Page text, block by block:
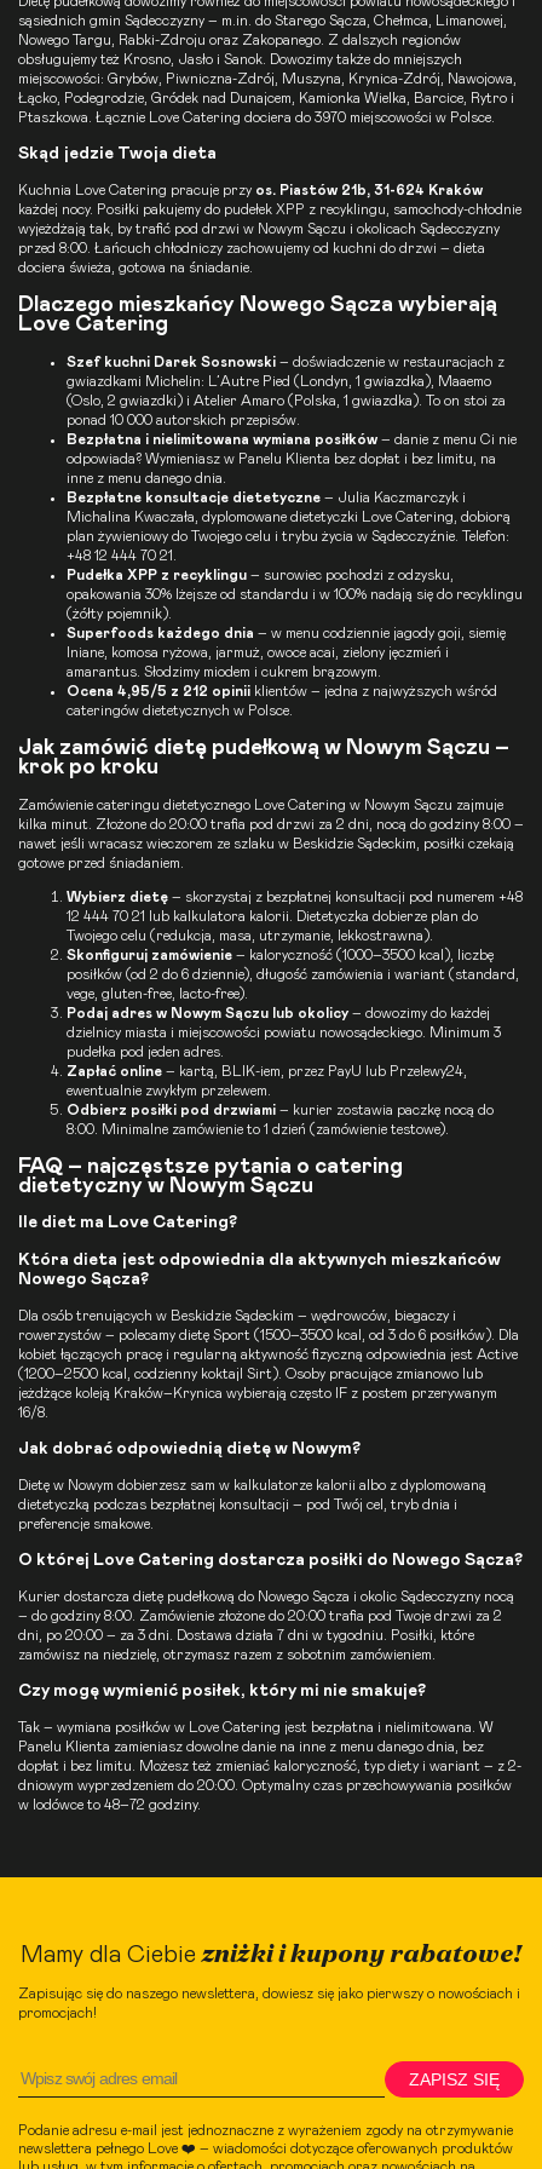
sąsiednich gmin Sądecczyzny – m.in. do Starego Sącza, Chełmca Limanowej
Nowego Targu
Rabki-Zdroju oraz Zakopanego . Z dalszych regionów
obsługujemy też Krosno Jasło i Sanok . Dowozimy także do mniejszych
miejscowości: Grybów, Piwniczna-Zdrój, Muszyna, Krynica-Zdrój, Nawojowa,
Łącko, Podegrodzie, Gródek nad Dunajcem, Kamionka Wielka, Barcice, Rytro i
Ptaszkowa. Łącznie Love Catering dociera do 3970 miejscowości w Polsce.
Skąd jedzie Twoja dieta
Kuchnia Love Catering pracuje przy os. Piastów 21b, 31-624 Kraków
każdej nocy. Posiłki pakujemy do pudełek XPP z recyklingu, samochody-chłodnie
wyjeżdżają tak, by trafić pod drzwi w Nowym Sączu i okolicach Sądecczyzny
przed 8:00. Łańcuch chłodniczy zachowujemy od kuchni do drzwi – dieta
dociera świeża, gotowa na śniadanie.
Dlaczego mieszkańcy Nowego Sącza wybierają
Love Catering
Szef kuchni Darek Sosnowski – doświadczenie w restauracjach z
gwiazdkami Michelin: L’Autre Pied (Londyn, 1 gwiazdka), Maaemo
(Oslo, 2 gwiazdki) i Atelier Amaro (Polska, 1 gwiazdka). To on stoi za
ponad 10 000 autorskich przepisów.
Bezpłatna i nielimitowana wymiana posiłków – danie z menu Ci nie
odpowiada? Wymieniasz w Panelu Klienta bez dopłat i bez limitu, na
inne z menu danego dnia.
Bezpłatne konsultacje dietetyczne – Julia Kaczmarczyk i
Michalina Kwaczała, dyplomowane dietetyczki Love Catering, dobiorą
plan żywieniowy do Twojego celu i trybu życia w Sądecczyźnie. Telefon:
+48 12 444 70 21
Pudełka XPP z recyklingu – surowiec pochodzi z odzysku,
opakowania 30% lżejsze od standardu i w 100% nadają się do recyklingu
(żółty pojemnik).
Superfoods każdego dnia – w menu codziennie jagody goji, siemię
lniane, komosa ryżowa, jarmuż, owoce acai, zielony jęczmień i
amarantus. Słodzimy miodem i cukrem brązowym.
Ocena 4,95/5 z 212 opinii klientów – jedna z najwyższych wśród
cateringów dietetycznych w Polsce.
Jak zamówić dietę pudełkową w Nowym Sączu –
krok po kroku
Zamówienie cateringu dietetycznego Love Catering w Nowym Sączu zajmuje
kilka minut. Złożone do 20:00 trafia pod drzwi za 2 dni, nocą do godziny 8:00 –
nawet jeśli wracasz wieczorem ze szlaku w Beskidzie Sądeckim, posiłki czekają
gotowe przed śniadaniem.
Wybierz dietę – skorzystaj z bezpłatnej konsultacji pod numerem +48
12 444 70 21
lub kalkulatora kalorii. Dietetyczka dobierze plan do
Twojego celu (redukcja, masa, utrzymanie, lekkostrawna).
Skonfiguruj zamówienie – kaloryczność (1000–3500 kcal), liczbę
posiłków (od 2 do 6 dziennie), długość zamówienia i wariant (standard,
vege, gluten-free, lacto-free).
Podaj adres w Nowym Sączu lub okolicy – dowozimy do każdej
dzielnicy miasta i miejscowości powiatu nowosądeckiego. Minimum 3
pudełka pod jeden adres.
Zapłać online – kartą, BLIK-iem, przez PayU lub Przelewy24,
ewentualnie zwykłym przelewem.
Odbierz posiłki pod drzwiami – kurier zostawia paczkę nocą do
8:00. Minimalne zamówienie to 1 dzień (zamówienie testowe).
FAQ – najczęstsze pytania o catering
dietetyczny w Nowym Sączu
Ile diet ma Love Catering?
Która dieta jest odpowiednia dla aktywnych mieszkańców
Nowego Sącza?
Dla osób trenujących w Beskidzie Sądeckim – wędrowców, biegaczy i
rowerzystów – polecamy dietę Sport (1500–3500 kcal, od 3 do 6 posiłków). Dla
kobiet łączących pracę i regularną aktywność fizyczną odpowiednia jest Active
(1200–2500 kcal, codzienny koktajl Sirt). Osoby pracujące zmianowo lub
jeżdżące koleją Kraków–Krynica wybierają często
IF z postem przerywanym
16/8.
Jak dobrać odpowiednią dietę w Nowym?
Dietę w Nowym dobierzesz sam w kalkulatorze kalorii albo z dyplomowaną
dietetyczką podczas bezpłatnej konsultacji – pod Twój cel, tryb dnia i
preferencje smakowe.
O której Love Catering dostarcza posiłki do Nowego Sącza?
Kurier dostarcza dietę pudełkową do Nowego Sącza i okolic Sądecczyzny nocą
– do godziny 8:00. Zamówienie złożone do 20:00 trafia pod Twoje drzwi za 2
dni, po 20:00 – za 3 dni. Dostawa działa 7 dni w tygodniu. Posiłki, które
zamówisz na niedzielę, otrzymasz razem z sobotnim zamówieniem.
Czy mogę wymienić posiłek, który mi nie smakuje?
Tak – wymiana posiłków w Love Catering jest bezpłatna i nielimitowana. W
Panelu Klienta zamieniasz dowolne danie na inne z menu danego dnia, bez
dopłat i bez limitu. Możesz też zmieniać kaloryczność, typ diety i wariant – z 2-
dniowym wyprzedzeniem do 20:00. Optymalny czas przechowywania posiłków
w lodówce to 48–72 godziny.
Mamy dla Ciebie zniżki i kupony rabatowe!
Zapisując się do naszego newslettera, dowiesz się jako pierwszy o nowościach i
promocjach!
ZAPISZ SIĘ
Podanie adresu e-mail jest jednoznaczne z wyrażeniem zgody na otrzymywanie
newslettera pełnego Love ❤️ – wiadomości dotyczące oferowanych produktów